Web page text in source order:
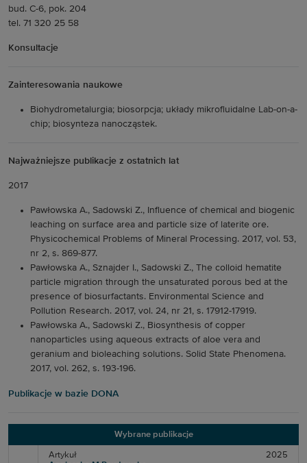
bud. C-6, pok. 204
tel. 71 320 25 58
Konsultacje
Zainteresowania naukowe
Biohydrometalurgia; biosorpcja; układy mikrofluidalne Lab-on-a-
chip; biosynteza nanocząstek.
Najważniejsze publikacje z ostatnich lat
2017
Pawłowska A., Sadowski Z., Influence of chemical and biogenic
leaching on surface area and particle size of laterite ore.
Physicochemical Problems of Mineral Processing. 2017, vol. 53,
nr 2, s. 869-877.
Pawłowska A., Sznajder I., Sadowski Z., The colloid hematite
particle migration through the unsaturated porous bed at the
presence of biosurfactants. Environmental Science and
Pollution Research. 2017, vol. 24, nr 21, s. 17912-17919.
Pawłowska A., Sadowski Z., Biosynthesis of copper
nanoparticles using aqueous extracts of aloe vera and
geranium and bioleaching solutions. Solid State Phenomena.
2017, vol. 262, s. 193-196.
Publikacje w bazie DONA
Wybrane publikacje
Artykuł
2025